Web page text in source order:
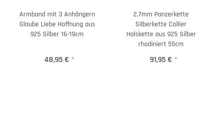
Armband mit 3 Anhängern
Glaube Liebe Hoffnung aus
925 Silber 16-19cm
48,95 € *
2,7mm Panzerkette
Silberkette Collier
Halskette aus 925 Silber
rhodiniert 55cm
91,95 € *